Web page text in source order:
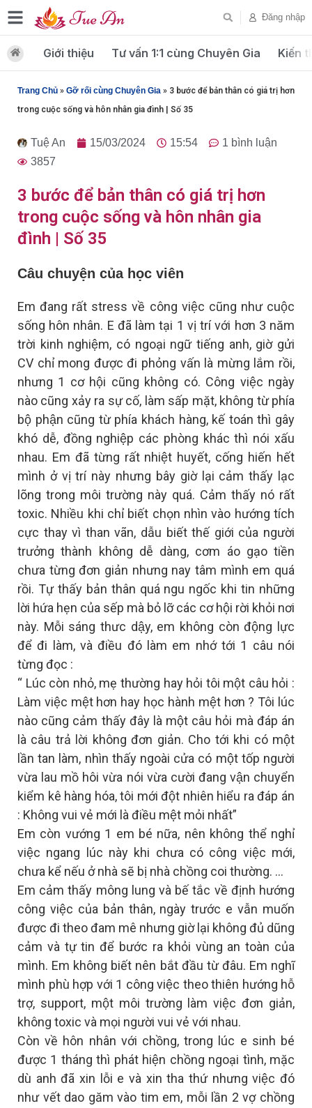
Đăng nhập
Giới thiệu Tư vấn 1:1 cùng Chuyên Gia Kiến
Trang Chủ » Gỡ rối cùng Chuyên Gia » 3 bước để bản thân có giá trị hơn
trong cuộc sống và hôn nhân gia đình | Số 35
Tuệ An 15/03/2024 15:54
1 bình luận
3857
3 bước để bản thân có giá trị hơn
trong cuộc sống và hôn nhân gia
đình | Số 35
Câu chuyện của học viên
Em đang rất stress về công việc cũng như cuộc
sống hôn nhân. E đã làm tại 1 vị trí với hơn 3 năm
trời kinh nghiệm, có ngoại ngữ tiếng anh, giờ gửi
CV chỉ mong được đi phỏng vấn là mừng lắm rồi,
nhưng 1 cơ hội cũng không có. Công việc ngày
nào cũng xảy ra sự cố, làm sấp mặt, không từ phía
bộ phận cũng từ phía khách hàng, kế toán thì gây
khó dễ, đồng nghiệp các phòng khác thì nói xấu
nhau. Em đã từng rất nhiệt huyết, cống hiến hết
mình ở vị trí này nhưng bây giờ lại cảm thấy lạc
lõng trong môi trường này quá. Cảm thấy nó rất
toxic. Nhiều khi chỉ biết chọn nhìn vào hướng tích
cực thay vì than vãn, dẫu biết thế giới của người
trưởng thành không dễ dàng, cơm áo gạo tiền
chưa từng đơn giản nhưng nay tâm mình em quá
rồi. Tự thấy bản thân quá ngu ngốc khi tin những
lời hứa hẹn của sếp mà bỏ lỡ các cơ hội rời khỏi nơi
này. Mỗi sáng thưc dậy, em không còn động lực
để đi làm, và điều đó làm em nhớ tới 1 câu nói
từng đọc :
“ Lúc còn nhỏ, mẹ thường hay hỏi tôi một câu hỏi :
Làm việc mệt hơn hay học hành mệt hơn ? Tôi lúc
nào cũng cảm thấy đây là một câu hỏi mà đáp án
là câu trả lời không đơn giản. Cho tới khi có một
lần tan làm, nhìn thấy ngoài cửa có một tốp người
vừa lau mồ hôi vừa nói vừa cười đang vận chuyển
kiểm kê hàng hóa, tôi mới đột nhiên hiểu ra đáp án
: Không vui vẻ mới là điều mệt mỏi nhất”
Em còn vướng 1 em bé nữa, nên không thể nghỉ
việc ngang lúc này khi chưa có công việc mới,
chưa kể nếu ở nhà sẽ bị nhà chồng coi thường. …
Em cảm thấy mông lung và bế tắc về định hướng
công việc của bản thân, ngày trước e vẫn muốn
được đi theo đam mê nhưng giờ lại không đủ dũng
cảm và tự tin để bước ra khỏi vùng an toàn của
mình. Em không biết nên bắt đầu từ đâu. Em nghĩ
mình phù hợp với 1 công việc theo thiên hướng hỗ
trợ, support, một môi trường làm việc đơn giản,
không toxic và mọi người vui vẻ với nhau.
Còn về hôn nhân với chồng, trong lúc e sinh bé
được 1 tháng thì phát hiện chồng ngoại tình, mặc
dù anh đã xin lỗi e và xin tha thứ nhưng việc đó
như vết dao găm vào tim em, mỗi lần 2 vợ chồng